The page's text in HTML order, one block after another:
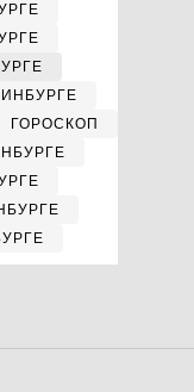
ГОРОСКОП